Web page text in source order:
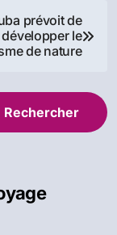
prévoit de
développer le
de nature